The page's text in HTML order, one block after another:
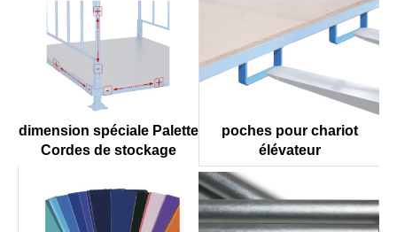
dimension spéciale Palette
Cordes de stockage
poches pour chariot
élévateur